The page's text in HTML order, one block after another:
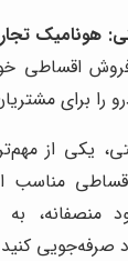
هونامیک
اقساطی
را برای
یکی از
مناسب
منصفانه،
صرفه‌جویی